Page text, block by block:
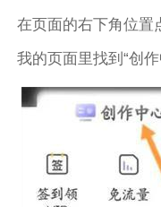
在页面的右下角位置
我的页面里找到“创